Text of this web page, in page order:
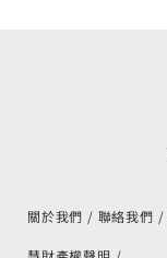
關於我們 聯絡我們